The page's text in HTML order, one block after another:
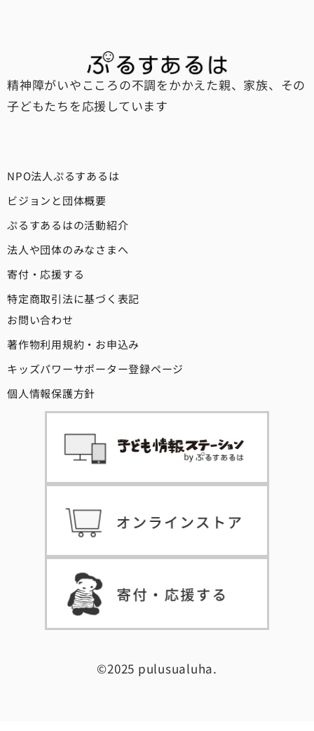
精神障がいやこころの不調をかかえた親、家族、その
子どもたちを応援しています
NPO法人ぷるすあるは
ビジョンと団体概要
ぷるすあるはの活動紹介
法人や団体のみなさまへ
寄付・応援する
特定商取引法に基づく表記
お問い合わせ
著作物利用規約・お申込み
キッズパワーサポーター登録ページ
個人情報保護方針
©2025 pulusualuha.